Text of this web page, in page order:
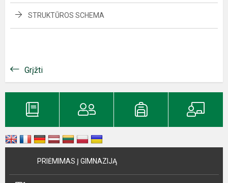
STRUKTŪROS SCHEMA
Grįžti
PRIĖMIMAS Į GIMNAZIJĄ